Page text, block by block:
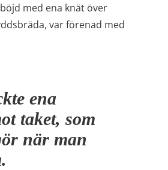
med ena knät över
var förenad med
ena
taket, som
när man